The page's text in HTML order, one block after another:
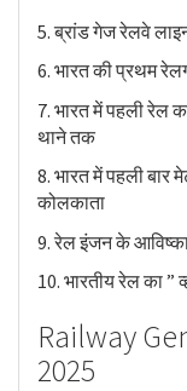
5. ब्रांड गेज रेलवे
6. भारत की प्रथम
7. भारत में पहली रेल
थाने तक
8. भारत में पहली बार
कोलकाता
9. रेल इंजन के
10. भारतीय रेल का ”
Railway
2025